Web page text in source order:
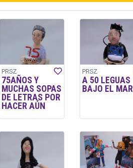
PRSZ
75AÑOS Y
MUCHAS SOPAS
DE LETRAS POR
HACER AÚN
PRSZ
A 50 LEGUAS
BAJO EL MAR